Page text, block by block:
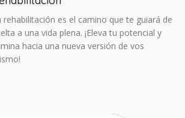
rehabilitación es el camino que te guiará de
a una vida plena. ¡Eleva tu potencial y
hacia una nueva versión de vos